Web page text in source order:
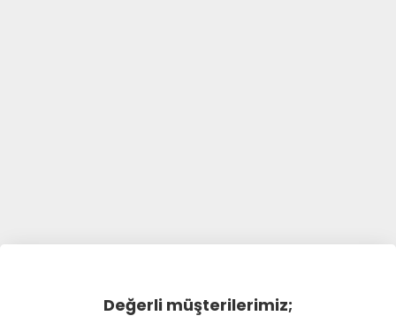
Değerli müşterilerimiz;